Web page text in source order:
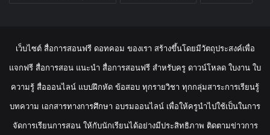
เว็บไซต์ สื่อการสอนฟรี ดอทคอม ของเรา สร้างขึ้นโดยมีวัตถุประสงค์เพื่อ
แจกฟรี สื่อการสอน แนะนำ สื่อการสอนฟรี สำหรับครู ดาวน์โหลด ใบงาน ใบ
ความรู้ สื่อออนไลน์ แบบฝึกหัด ข้อสอบ ทุกรายวิชา ทุกกลุ่มสาระการเรียนรู้
บทความ เอกสารทางการศึกษา อบรมออนไลน์ เพื่อให้ครูนำไปใช้เป็นในการ
จัดการเรียนการสอน ให้กับนักเรียนได้อย่างมีประสิทธิภาพ ติดตามข่าวการ